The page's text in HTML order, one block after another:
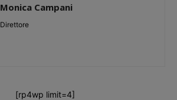
Monica Campani
Direttore
[rp4wp limit=4]